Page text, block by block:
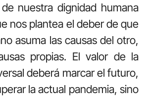
nuestra dignidad humana
nos plantea el deber de que
asuma las causas del otro,
propias. El valor de la
deberá marcar el futuro,
la actual pandemia, sino